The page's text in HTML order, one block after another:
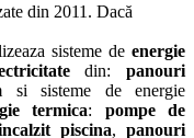
din 2011. Dacă
sisteme de energie
din:panouri
si sisteme de energie
termica: pompe de
piscina, panouri